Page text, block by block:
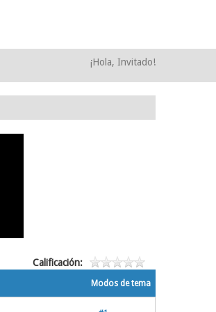
¡Hola, Invitado!
Calificación:
Modos de tema